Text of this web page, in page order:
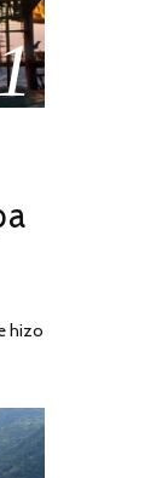
hizo